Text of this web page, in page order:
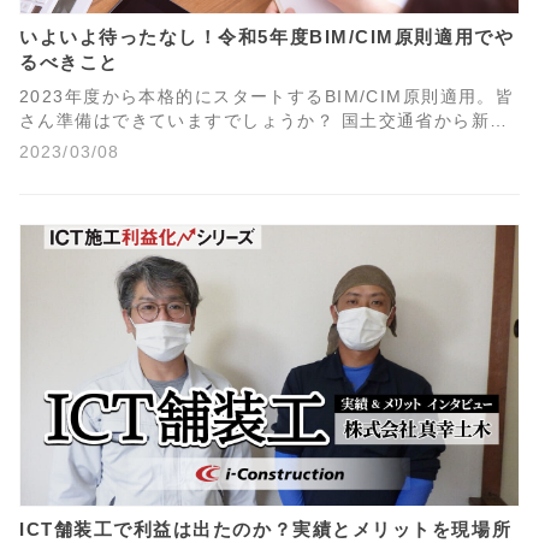
いよいよ待ったなし！令和5年度BIM/CIM原則適用でや
るべきこと
2023年度から本格的にスタートするBIM/CIM原則適用。皆
さん準備はできていますでしょうか？ 国土交通省から新た
に発表された方針内容から、施工段階では何をやるべきな
2023/03/08
ICT舗装工で利益は出たのか？実績とメリットを現場所